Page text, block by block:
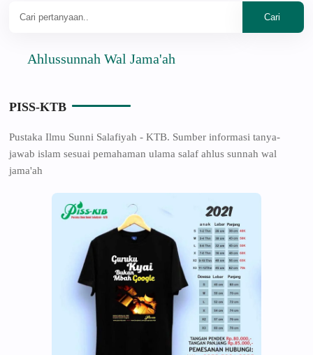
Ahlussunnah Wal Jama'ah
PISS-KTB
Pustaka Ilmu Sunni Salafiyah - KTB. Sumber informasi tanya-
jawab islam sesuai pemahaman ulama salaf ahlus sunnah wal
jama'ah